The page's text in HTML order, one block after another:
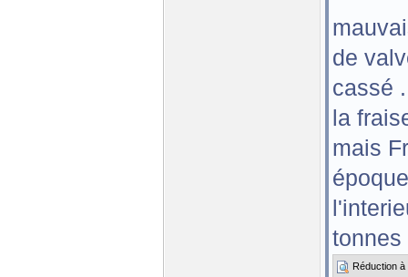
de
cassé
la
mais
tonnes
Réduction à